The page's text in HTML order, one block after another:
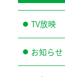
TV放映
お知らせ